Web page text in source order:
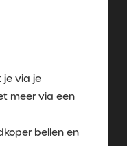
je via je
meer via een
bellen en